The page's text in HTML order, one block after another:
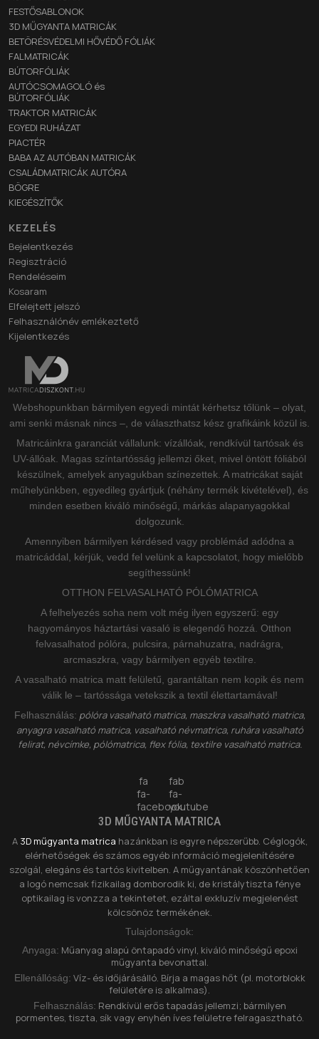
FESTŐSABLONOK
3D MŰGYANTA MATRICÁK
BETÖRÉSVÉDELMI HŐVÉDŐ FÓLIÁK
FALMATRICÁK
BÚTORFÓLIÁK
AUTÓCSOMAGOLÓ és
BÚTORFÓLIÁK
TRAKTOR MATRICÁK
EGYEDI RUHÁZAT
PIACTÉR
BABA AZ AUTÓBAN MATRICÁK
CSALÁDMATRICÁK AUTÓRA
BÖGRE
KIEGÉSZÍTŐK
KEZELÉS
Bejelentkezés
Regisztráció
Rendeléseim
Kosaram
Elfelejtett jelszó
Felhasználónév emlékeztető
Kijelentkezés
Webshopunkban bármilyen egyedi mintát kérhetsz tőlünk – olyat,
ami senki másnak nincs –, de választhatsz kész grafikáink közül is.
Matricáinkra garanciát vállalunk: vízállóak, rendkívül tartósak és
UV-állóak. Magas színtartósság jellemzi őket, mivel öntött fóliából
készülnek, amelyek anyagukban színezettek. A matricákat saját
műhelyünkben, egyedileg gyártjuk (néhány termék kivételével), és
minden esetben kiváló minőségű, márkás alapanyagokkal
dolgozunk.
Amennyiben bármilyen kérdésed vagy problémád adódna a
matricáddal, kérjük, vedd fel velünk a kapcsolatot, hogy mielőbb
segíthessünk!
OTTHON FELVASALHATÓ PÓLÓMATRICA
A felhelyezés soha nem volt még ilyen egyszerű: egy
hagyományos háztartási vasaló is elegendő hozzá. Otthon
felvasalhatod pólóra, pulcsira, párnahuzatra, nadrágra,
arcmaszkra, vagy bármilyen egyéb textilre.
A vasalható matrica matt felületű, garantáltan nem kopik és nem
válik le – tartóssága vetekszik a textil élettartamával!
Felhasználás: pólóra vasalható matrica, maszkra vasalható matrica,
anyagra vasalható matrica, vasalható névmatrica, ruhára vasalható
felirat, névcímke, pólómatrica, flex fólia, textilre vasalható matrica.
fa
fa-
facebook
fab
fa-
youtube
3D MŰGYANTA MATRICA
A 3D műgyanta matrica hazánkban is egyre népszerűbb. Céglogók,
elérhetőségek és számos egyéb információ megjelenítésére
szolgál, elegáns és tartós kivitelben. A műgyantának köszönhetően
a logó nemcsak fizikailag domborodik ki, de kristálytiszta fénye
optikailag is vonzza a tekintetet, ezáltal exkluzív megjelenést
kölcsönöz termékének.
Tulajdonságok:
Anyaga: Műanyag alapú öntapadó vinyl, kiváló minőségű epoxi
műgyanta bevonattal.
Ellenállóság: Víz- és időjárásálló. Bírja a magas hőt (pl. motorblokk
felületére is alkalmas).
Felhasználás: Rendkívül erős tapadás jellemzi; bármilyen
pormentes, tiszta, sík vagy enyhén íves felületre felragasztható.